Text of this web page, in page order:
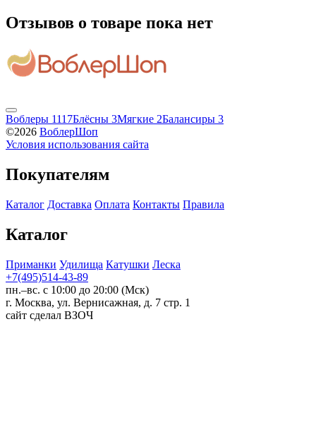
Отзывов о товаре пока нет
Воблеры 1117Блёсны 3Мягкие 2Балансиры 3
©2026 ВоблерШоп
Условия использования сайта
Покупателям
Каталог Доставка Оплата Контакты Правила
Каталог
Приманки Удилища Катушки Леска
+7(495)514-43-89
пн.–вс. с 10:00 до 20:00 (Мск)
г. Москва, ул. Вернисажная, д. 7 стр. 1
сайт сделал ВЗОЧ